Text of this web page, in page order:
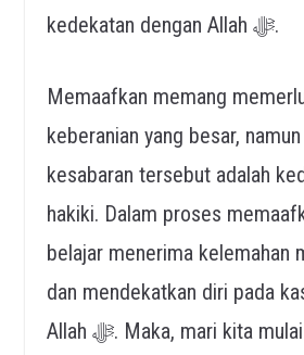
kedekatan dengan Allah ﷻ.
Memaafkan memang
keberanian yang besar,
kesabaran tersebut adalah
hakiki. Dalam proses
belajar menerima kelemahan
dan mendekatkan diri pada
Allah ﷻ. Maka, mari kita mulai belajar